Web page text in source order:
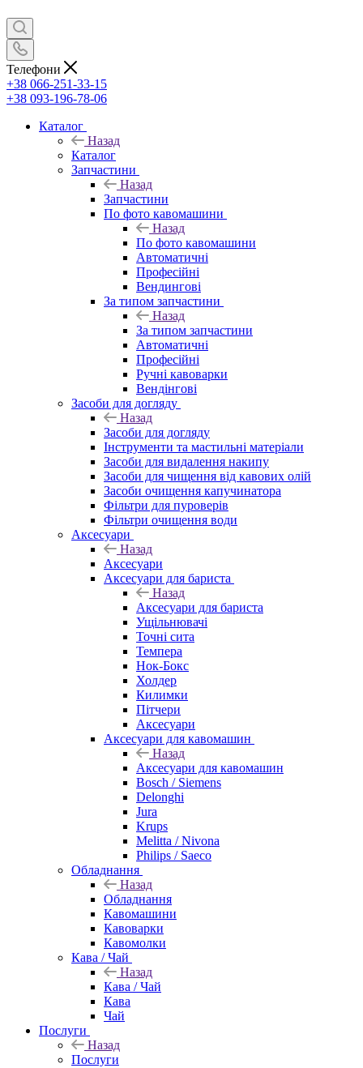
Телефони
+38 066-251-33-15
+38 093-196-78-06
Каталог
Назад
Каталог
Запчастини
Назад
Запчастини
По фото кавомашини
Назад
По фото кавомашини
Автоматичні
Професійні
Вендингові
За типом запчастини
Назад
За типом запчастини
Автоматичні
Професійні
Ручні кавоварки
Вендінгові
Засоби для догляду
Назад
Засоби для догляду
Інструменти та мастильні матеріали
Засоби для видалення накипу
Засоби для чищення від кавових олій
Засоби очищення капучинатора
Фільтри для пуроверів
Фільтри очищення води
Аксесуари
Назад
Аксесуари
Аксесуари для бариста
Назад
Аксесуари для бариста
Ущільнювачі
Точні сита
Темпера
Нок-Бокс
Холдер
Килимки
Пітчери
Аксесуари
Аксесуари для кавомашин
Назад
Аксесуари для кавомашин
Bosch / Siemens
Delonghi
Jura
Krups
Melitta / Nivona
Philips / Saeco
Обладнання
Назад
Обладнання
Кавомашини
Кавоварки
Кавомолки
Кава / Чай
Назад
Кава / Чай
Кава
Чай
Послуги
Назад
Послуги